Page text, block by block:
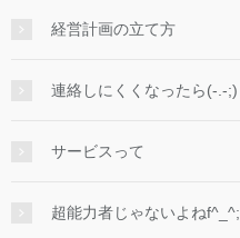
経営計画の立て方
連絡しにくくなったら(-.-;)
サービスって
超能力者じゃないよねf^_^;